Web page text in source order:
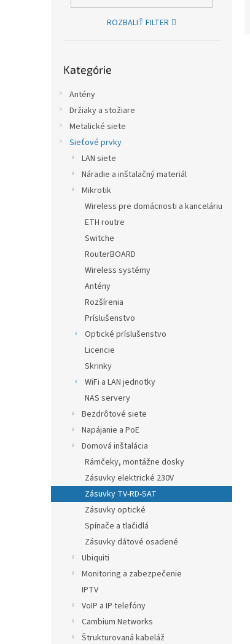
ROZBALIŤ FILTER
Kategórie
Antény
Držiaky a stožiare
Metalické siete
Sieťové prvky
LAN siete
Náradie a inštalačný materiál
Mikrotik
Wireless pre domácnosti a kanceláriu
ETH routre
Switche
RouterBOARD
Wireless systémy
Antény
Rozšírenia
Príslušenstvo
Optické príslušenstvo
Licencie
Skrinky
WiFi a LAN jednotky
NAS servery
Bezdrôtové siete
Napájanie a PoE
Domová inštalácia
Rámčeky, montážne dosky
Zásuvky elektrické 230V
Zásuvky TV-RD-SAT
Zásuvky optické
Spínače a tlačidlá
Zásuvky dátové osadené
Ubiquiti
Monitoring a zabezpečenie
IPTV
VoIP a IP telefóny
Cambium Networks
Štrukturovaná kabeláž